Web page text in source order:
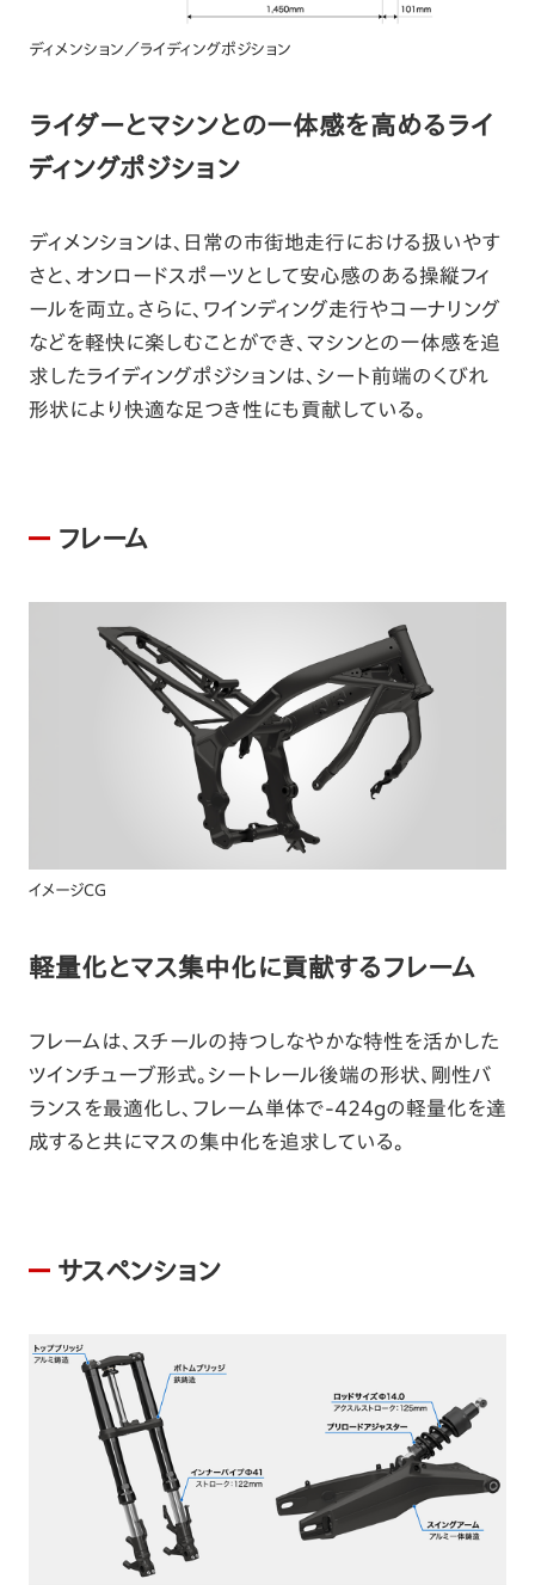
ディメンション／ライディングポジション
ライダーとマシンとの一体感を高めるライ
ディングポジション
ディメンションは、日常の市街地走行における扱いやす
さと、オンロードスポーツとして安心感のある操縦フィ
ールを両立。さらに、ワインディング走行やコーナリング
などを軽快に楽しむことができ、マシンとの一体感を追
求したライディングポジションは、シート前端のくびれ
形状により快適な足つき性にも貢献している。
フレーム
イメージCG
軽量化とマス集中化に貢献するフレーム
フレームは、スチールの持つしなやかな特性を活かした
ツインチューブ形式。シートレール後端の形状、剛性バ
ランスを最適化し、フレーム単体で-424gの軽量化を達
成すると共にマスの集中化を追求している。
サスペンション